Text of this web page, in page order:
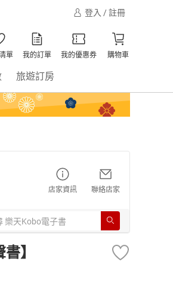
登入 / 註冊
單 我的訂單 我的優惠券 購物車
旅遊訂房
店家資訊 聯絡店家
】